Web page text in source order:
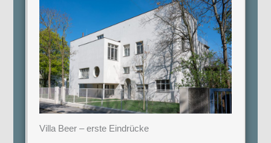
Villa Beer – erste Eindrücke